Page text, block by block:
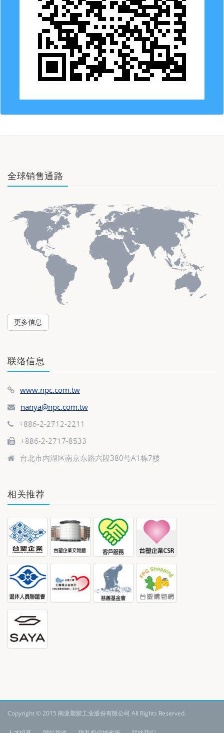
全球销售通路
更多信息
联络信息
www.npc.com.tw
nanya@npc.com.tw
+886-2-2712-2211
+886-2-2717-8533
台北市内湖区南京东路六段380号A1栋7楼
相关推荐
Copyright © 2015 南亚塑胶工业股份有限公司 All Rights Reserved.